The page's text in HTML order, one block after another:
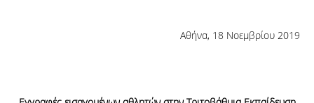
Αθήνα, 18 Νοεμβρίου 2019